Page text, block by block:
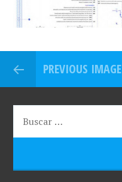
PREVIOUS IMAGE